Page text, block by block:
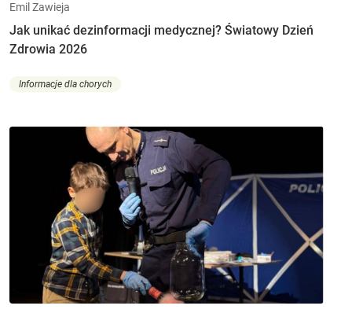
Emil Zawieja
Jak unikać dezinformacji medycznej? Światowy Dzień
Zdrowia 2026
Informacje dla chorych